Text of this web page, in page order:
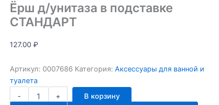
Ёрш д/унитаза в подставке
СТАНДАРТ
127.00 ₽
Артикул: 0007686 Категория: Аксессуары для ванной и
туалета
-
Количество
товара
+
В корзину